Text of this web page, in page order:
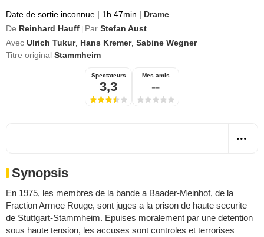
Date de sortie inconnue | 1h 47min | Drame
De Reinhard Hauff Par Stefan Aust
Avec Ulrich Tukur, Hans Kremer, Sabine Wegner
Titre original Stammheim
Spectateurs
3,3
Mes amis
--
Synopsis
En 1975, les membres de la bande a Baader-Meinhof, de la
Fraction Armee Rouge, sont juges a la prison de haute securite
de Stuttgart-Stammheim. Epuises moralement par une detention
sous haute tension, les accuses sont controles et terrorises